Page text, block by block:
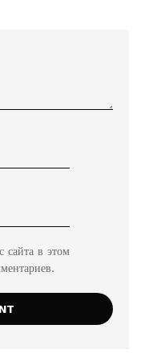
сайта в этом